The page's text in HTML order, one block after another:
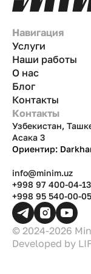
Навигация
Услуги
Наши работы
О нас
Блог
Контакты
Контакты
Узбекистан,
Асака 3
Ориентир:
info@minim.uz
+998 97 400-04-13
+998 95 540-00-05
© 2024-2026
Developed by